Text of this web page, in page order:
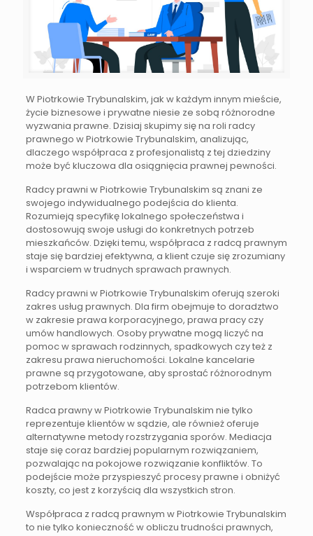
W Piotrkowie Trybunalskim, jak w każdym innym mieście,
życie biznesowe i prywatne niesie ze sobą różnorodne
wyzwania prawne. Dzisiaj skupimy się na roli radcy
prawnego w Piotrkowie Trybunalskim, analizując,
dlaczego współpraca z profesjonalistą z tej dziedziny
może być kluczowa dla osiągnięcia prawnej pewności.
Radcy prawni w Piotrkowie Trybunalskim są znani ze
swojego indywidualnego podejścia do klienta.
Rozumieją specyfikę lokalnego społeczeństwa i
dostosowują swoje usługi do konkretnych potrzeb
mieszkańców. Dzięki temu, współpraca z radcą prawnym
staje się bardziej efektywna, a klient czuje się zrozumiany
i wsparciem w trudnych sprawach prawnych.
Radcy prawni w Piotrkowie Trybunalskim oferują szeroki
zakres usług prawnych. Dla firm obejmuje to doradztwo
w zakresie prawa korporacyjnego, prawa pracy czy
umów handlowych. Osoby prywatne mogą liczyć na
pomoc w sprawach rodzinnych, spadkowych czy też z
zakresu prawa nieruchomości. Lokalne kancelarie
prawne są przygotowane, aby sprostać różnorodnym
potrzebom klientów.
Radca prawny w Piotrkowie Trybunalskim nie tylko
reprezentuje klientów w sądzie, ale również oferuje
alternatywne metody rozstrzygania sporów. Mediacja
staje się coraz bardziej popularnym rozwiązaniem,
pozwalając na pokojowe rozwiązanie konfliktów. To
podejście może przyspieszyć procesy prawne i obniżyć
koszty, co jest z korzyścią dla wszystkich stron.
Współpraca z radcą prawnym w Piotrkowie Trybunalskim
to nie tylko konieczność w obliczu trudności prawnych,